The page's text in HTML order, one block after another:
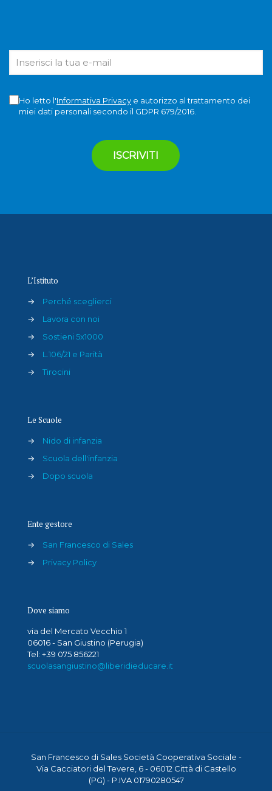
Ho letto l'Informativa Privacye autorizzo al trattamento dei
miei dati personali secondo il GDPR 679/2016.
L’Istituto
→
Perché sceglierci
→
Lavora con noi
→
Sostieni 5x1000
→
L.106/21 e Parità
→
Tirocini
Le Scuole
→
Nido di infanzia
→
Scuola dell'infanzia
→
Dopo scuola
Ente gestore
→
San Francesco di Sales
→
Privacy Policy
Dove siamo
via del Mercato Vecchio 1
06016 - San Giustino (Perugia)
Tel: +39 075 856221
scuolasangiustino@liberidieducare.it
San Francesco di Sales Società Cooperativa Sociale -
Via Cacciatori del Tevere, 6 - 06012 Città di Castello
(PG) - P.IVA 01790280547